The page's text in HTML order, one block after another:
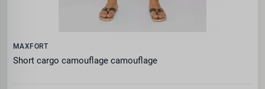
MAXFORT
Short cargo camouflage camouflage